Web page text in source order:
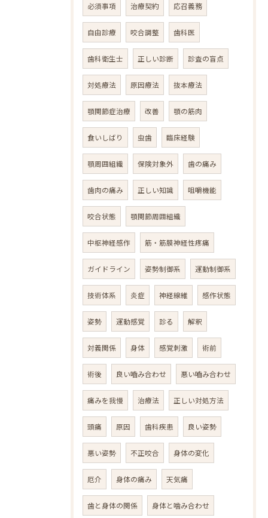
必須事項 治療契約 応召義務
自由診療 咬合調整 歯科医
歯科衛生士 正しい診断 診査の盲点
対処療法 原因療法 抜本療法
顎関節症治療 改善 顎の筋肉
食いしばり 虫歯 臨床経験
顎周囲組織 保険対象外 歯の痛み
歯肉の痛み 正しい知識 咀嚼機能
咬合状態 顎関節周囲組織
中枢神経感作 筋・筋膜神経性疼痛
ガイドライン 姿勢制御系 運動制御系
技術体系 炎症 神経線維 感作状態
姿勢 運動感覚 診る 解釈
対義関係 身体 感覚刺激 術前
術後 良い嚙み合わせ 悪い嚙み合わせ
痛みを我慢 治療法 正しい対処方法
頭痛 原因 歯科疾患 良い姿勢
悪い姿勢 不正咬合 身体の変化
厄介 身体の痛み 天気痛
歯と身体の関係 身体と噛み合わせ